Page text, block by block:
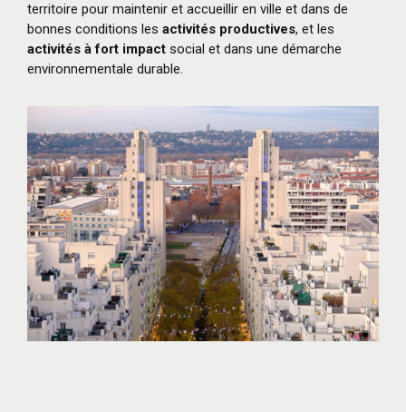
territoire pour maintenir et accueillir en ville et dans de
bonnes conditions les activités productives, et les
activités à fort impact social et dans une démarche
environnementale durable.